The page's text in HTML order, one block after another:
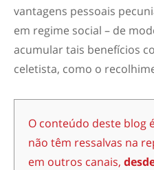
vantagens pessoais
em regime social – de
acumular tais benefícios
celetista, como o
O conteúdo deste blog
não têm ressalvas na
em outros canais,